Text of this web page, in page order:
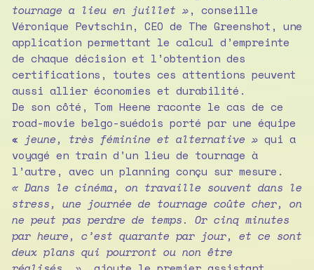
tournage a lieu en juillet », conseille
Véronique Pevtschin, CEO de The Greenshot, une
application permettant le calcul d’empreinte
de chaque décision et l’obtention des
certifications, toutes ces attentions peuvent
aussi allier économies et durabilité.
De son côté, Tom Heene raconte le cas de ce
road-movie belgo-suédois porté par une équipe
« jeune, très féminine et alternative »qui a
voyagé en train d’un lieu de tournage à
l’autre, avec un planning conçu sur mesure.
« Dans le cinéma, on travaille souvent dans le
stress, une journée de tournage coûte cher, on
ne peut pas perdre de temps. Or cinq minutes
par heure, c’est quarante par jour, et ce sont
deux plans qui pourront ou non être